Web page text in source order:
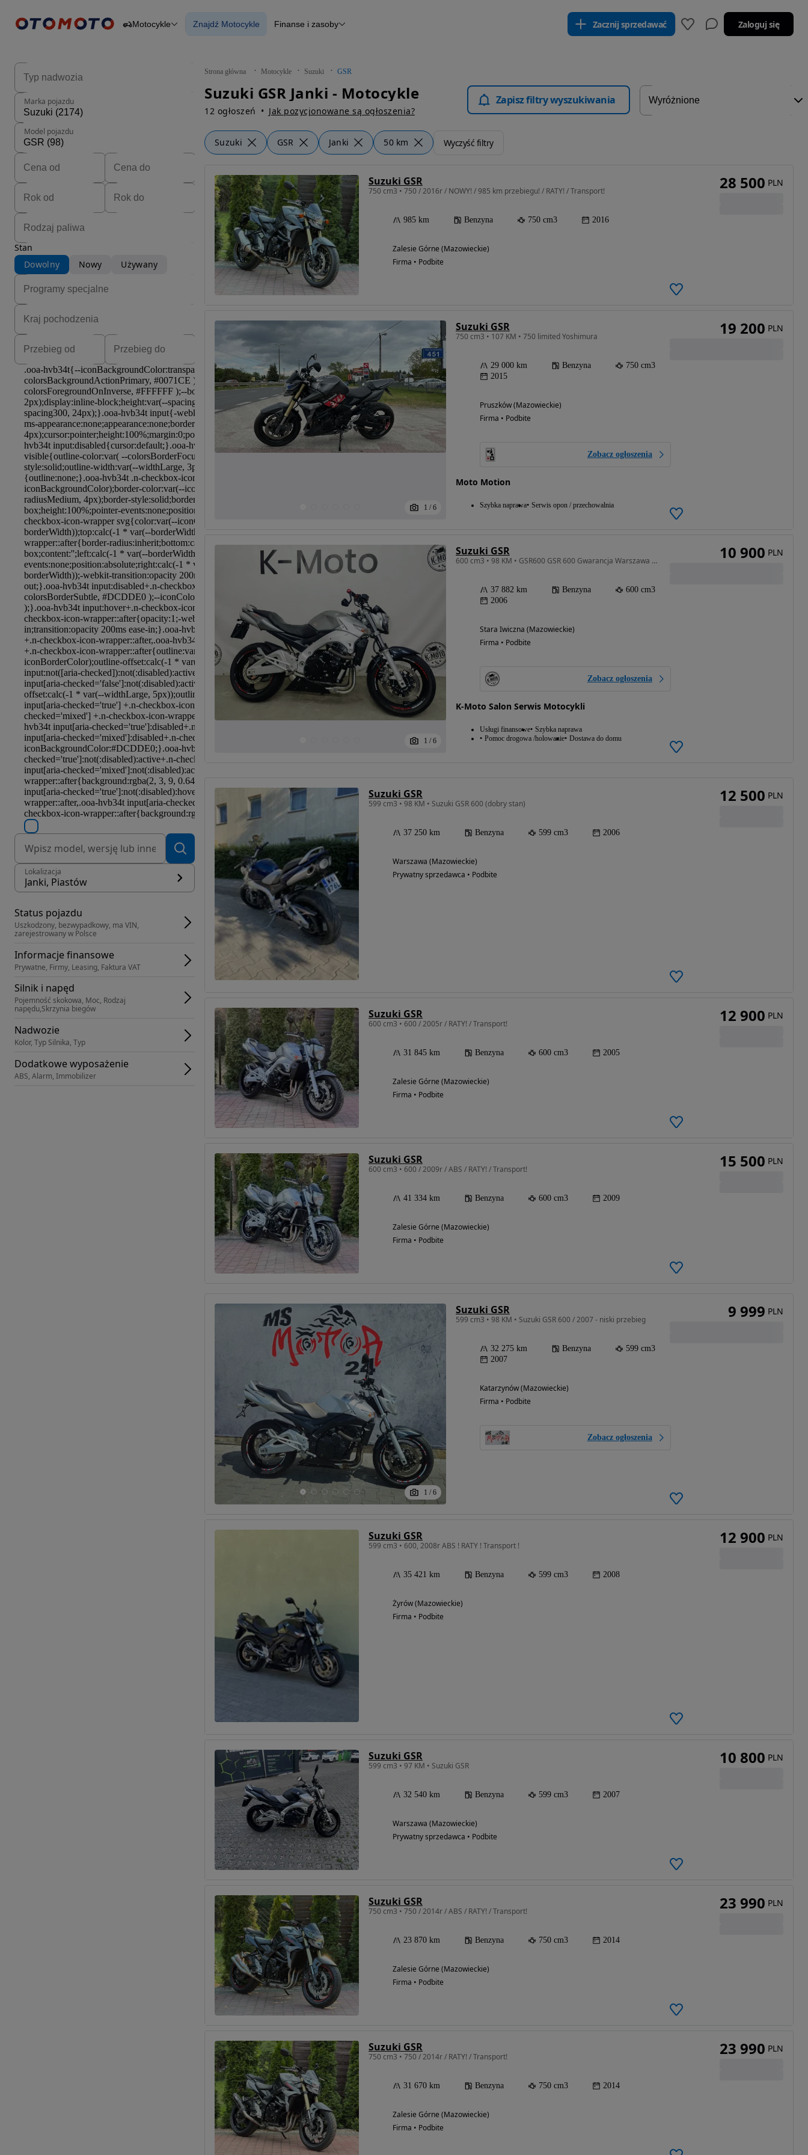
Osobowe
Motocykle Znajdź Motocykle Finanse i zasoby Zacznij sprzedawać Zaloguj się
Strona główna Motocykle Suzuki GSR
Suzuki GSR Janki - Motocykle
12 ogłoszeń Jak pozycjonowane są ogłoszenia?
Zapisz filtry wyszukiwania
Suzuki GSR Janki 50 km Wyczyść filtry
Marka pojazdu
Model pojazdu
Stan
Dowolny
Nowy Używany
Możliwość
Lokalizacja
Janki, Piastów
Status pojazdu
Uszkodzony, bezwypadkowy, ma VIN,
zarejestrowany w Polsce
Informacje finansowe
Prywatne, Firmy, Leasing, Faktura VAT
Silnik i napęd
Pojemność skokowa, Moc, Rodzaj
napędu,Skrzynia biegów
Nadwozie
Kolor, Typ Silnika, Typ
Dodatkowe wyposażenie
ABS, Alarm, Immobilizer
Suzuki GSR
750 cm3 • 750 / 2016r / NOWY! / 985 km przebiegu! / RATY! / Transport!
985 km Benzyna 750 cm3 2016
Zalesie Górne (Mazowieckie)
Firma • Podbite
28 500 PLN
1 / 6
Suzuki GSR
750 cm3 • 107 KM • 750 limited Yoshimura
29 000 km Benzyna
750 cm3
2015
Pruszków (Mazowieckie)
Firma • Podbite
Zobacz ogłoszenia
Moto Motion
Szybka naprawa Serwis opon / przechowalnia
19 200 PLN
1 / 6
Suzuki GSR
600 cm3 • 98 KM • GSR600 GSR 600 Gwarancja Warszawa K-Moto
37 882 km Benzyna
600 cm3
2006
Stara Iwiczna (Mazowieckie)
Firma • Podbite
Zobacz ogłoszenia
K-Moto Salon Serwis Motocykli
Usługi finansowe Szybka naprawa
Pomoc drogowa /holowanie Dostawa do domu
10 900 PLN
Suzuki GSR
599 cm3 • 98 KM • Suzuki GSR 600 (dobry stan)
37 250 km Benzyna 599 cm3 2006
Warszawa (Mazowieckie)
Prywatny sprzedawca • Podbite
12 500 PLN
Suzuki GSR
600 cm3 • 600 / 2005r / RATY! / Transport!
31 845 km Benzyna 600 cm3 2005
Zalesie Górne (Mazowieckie)
Firma • Podbite
12 900 PLN
Suzuki GSR
600 cm3 • 600 / 2009r / ABS / RATY! / Transport!
41 334 km Benzyna 600 cm3 2009
Zalesie Górne (Mazowieckie)
Firma • Podbite
15 500 PLN
1 / 6
Suzuki GSR
599 cm3 • 98 KM • Suzuki GSR 600 / 2007 - niski przebieg
32 275 km Benzyna
599 cm3
2007
Katarzynów (Mazowieckie)
Firma • Podbite
Zobacz ogłoszenia
9 999 PLN
Suzuki GSR
599 cm3 • 600, 2008r ABS ! RATY ! Transport !
35 421 km Benzyna 599 cm3 2008
Żyrów (Mazowieckie)
Firma • Podbite
12 900 PLN
Suzuki GSR
599 cm3 • 97 KM • Suzuki GSR
32 540 km Benzyna 599 cm3 2007
Warszawa (Mazowieckie)
Prywatny sprzedawca • Podbite
10 800 PLN
Suzuki GSR
750 cm3 • 750 / 2014r / ABS / RATY! / Transport!
23 870 km Benzyna 750 cm3 2014
Zalesie Górne (Mazowieckie)
Firma • Podbite
23 990 PLN
Suzuki GSR
750 cm3 • 750 / 2014r / RATY! / Transport!
31 670 km Benzyna 750 cm3 2014
Zalesie Górne (Mazowieckie)
Firma • Podbite
23 990 PLN